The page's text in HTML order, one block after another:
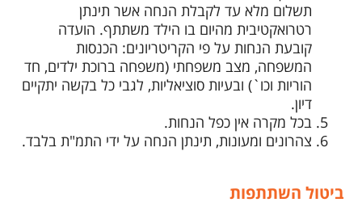
תשלום מלא עד לקבלת הנחה אשר תינתן
רטרואקטיבית מהיום בו הילד משתתף. הועדה
קובעת הנחות על פי הקריטריונים: הכנסות
המשפחה, מצב משפחתי (משפחה ברוכת ילדים, חד
הוריות וכו`) ובעיות סוציאליות, לגבי כל בקשה יתקיים
דיון.
בכל מקרה אין כפל הנחות.
צהרונים ומעונות, תינתן הנחה על ידי התמ"ת בלבד.
ביטול השתתפות